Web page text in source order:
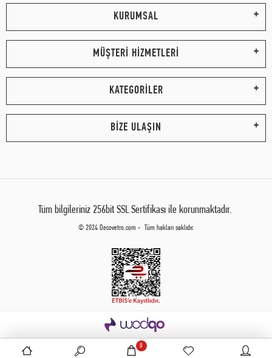
KURUMSAL
MÜŞTERİ HİZMETLERİ
KATEGORİLER
BİZE ULAŞIN
Tüm bilgileriniz 256bit SSL Sertifikası ile korunmaktadır.
© 2024 Decovetro.com - Tüm hakları saklıdır.
0